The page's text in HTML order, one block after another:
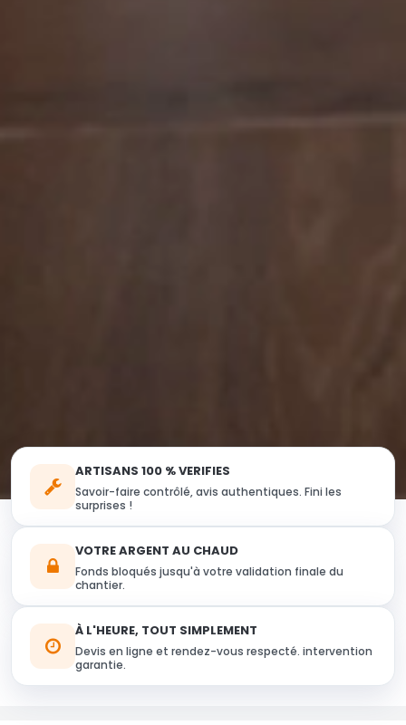
ARTISANS 100 % VERIFIES
Savoir-faire contrôlé, avis authentiques. Fini les
surprises !
VOTRE ARGENT AU CHAUD
Fonds bloqués jusqu'à votre validation finale du
chantier.
À L'HEURE, TOUT SIMPLEMENT
Devis en ligne et rendez-vous respecté. intervention
garantie.